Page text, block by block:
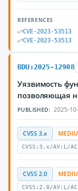
REFERENCES
CVE-2023-53513
CVE-2023-53513
BDU:2025-12908
Уязвимость
позволяющая
PUBLISHED: 2025-
CVSS 3.x
CVSS:3.x/AV:L/
CVSS 2.0
CVSS:2.0/AV:L/